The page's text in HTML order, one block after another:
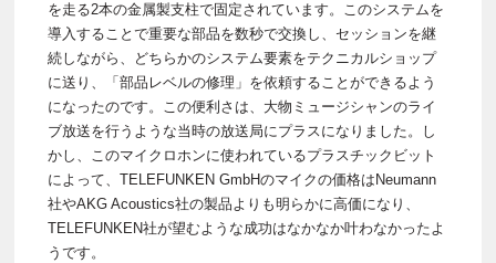
を走る2本の金属製支柱で固定されています。このシステムを
導入することで重要な部品を数秒で交換し、セッションを継
続しながら、どちらかのシステム要素をテクニカルショップ
に送り、「部品レベルの修理」を依頼することができるよう
になったのです。この便利さは、大物ミュージシャンのライ
ブ放送を行うような当時の放送局にプラスになりました。し
かし、このマイクロホンに使われているプラスチックビット
によって、TELEFUNKEN GmbHのマイクの価格はNeumann
社やAKG Acoustics社の製品よりも明らかに高価になり、
TELEFUNKEN社が望むような成功はなかなか叶わなかったよ
うです。